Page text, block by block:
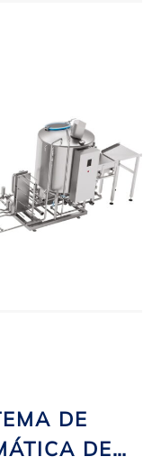
DE
DE